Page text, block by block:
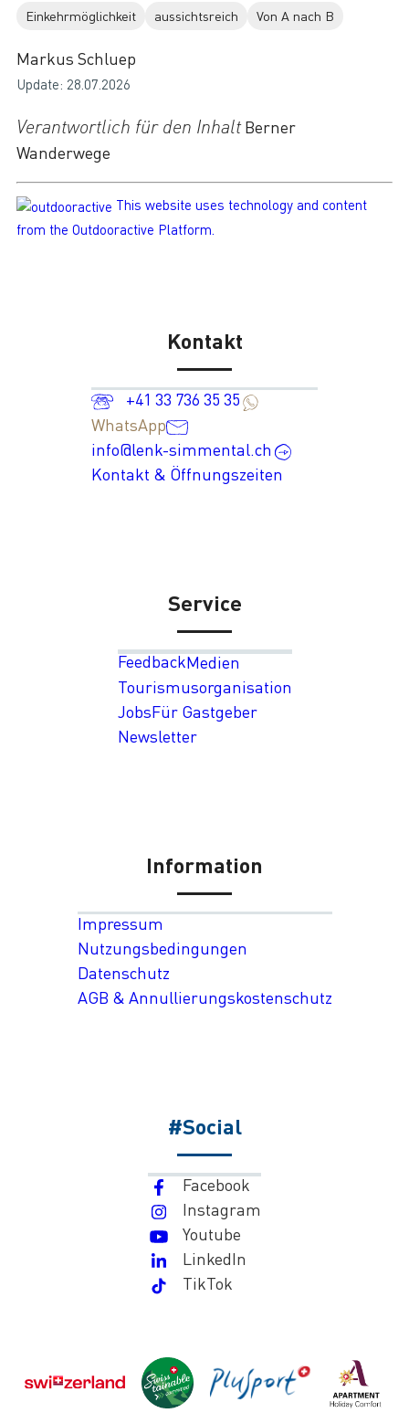
Einkehrmöglichkeit aussichtsreich Von A nach B
Markus Schluep
Update: 28.07.2026
Verantwortlich für den InhaltBerner
Wanderwege
This website uses technology and content
from the Outdooractive Platform.
Kontakt
+41 33 736 35 35
WhatsApp
info@lenk-simmental.ch
Kontakt & Öffnungszeiten
Service
FeedbackMedien
Tourismusorganisation
JobsFür Gastgeber
Newsletter
Information
Impressum
Nutzungsbedingungen
Datenschutz
AGB & Annullierungskostenschutz
#Social
Facebook
Instagram
Youtube
LinkedIn
TikTok